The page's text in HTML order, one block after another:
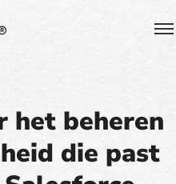
het beheren
die past